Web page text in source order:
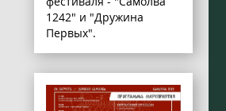
1242" и "Дружина
Первых".